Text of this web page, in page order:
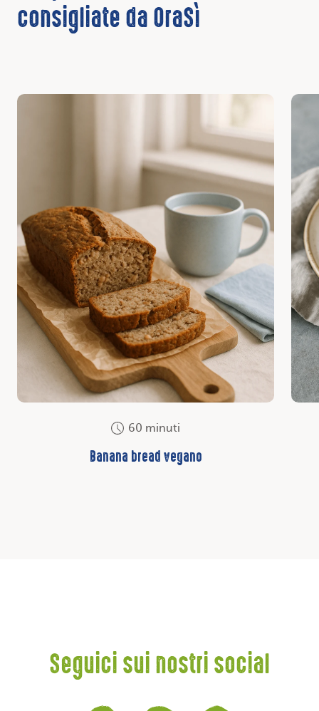
consigliate da OraSì
60 minuti
Banana bread vegano
Scopri
Seguici sui nostri social